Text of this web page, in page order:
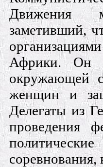
Движения
заметивший,
Африки. Он
окружающей
женщин и
Делегаты из
проведения